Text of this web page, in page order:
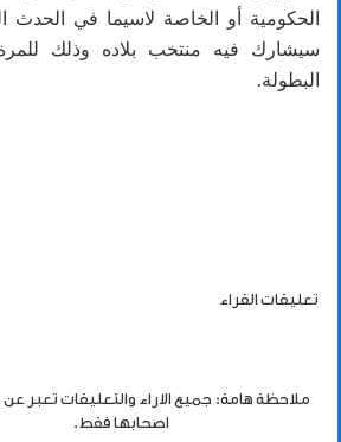
الحكومية أو الخاصة لاسيما في الحدث
سيشارك فيه منتخب بلاده وذلك
البطولة.
تعليقات القراء
ملاحظة هامة: جميع الاراء والتعليقات تعبر
اصحابها فقط.